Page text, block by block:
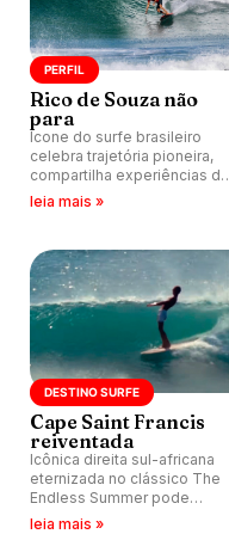
PERFIL
Rico de Souza não
para
Ícone do surfe brasileiro
celebra trajetória pioneira,
compartilha experiências de
vida e reflexões sobre o
mar.
leia mais »
DESTINO SURFE
Cape Saint Francis
reiventada
Icônica direita sul-africana
eternizada no clássico The
Endless Summer pode
reconquistar espaço entre
leia mais »